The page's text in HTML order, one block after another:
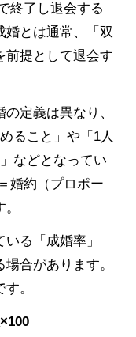
終了し退会する
婚とは通常、「双
前提として退会す
定義は異なり、
ること」や「1人
などとなってい
婚約（プロポー
る「成婚率」
合があります。
。